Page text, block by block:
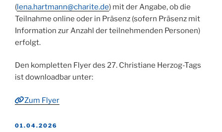
(lena.hartmann@charite.de) mit der Angabe, ob die
Teilnahme online oder in Präsenz (sofern Präsenz mit
Information zur Anzahl der teilnehmenden Personen)
erfolgt.
Den kompletten Flyer des 27. Christiane Herzog-Tags
ist downloadbar unter:
Zum Flyer
VERÖFFENTLICHT
01.04.2026